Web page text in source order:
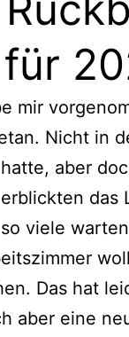
mir
Nicht in
aber
das
viele
Das hat
aber eine